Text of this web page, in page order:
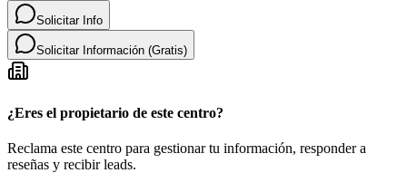
Solicitar Info
Solicitar Información (Gratis)
¿Eres el propietario de este centro?
Reclama este centro para gestionar tu información, responder a
reseñas y recibir leads.